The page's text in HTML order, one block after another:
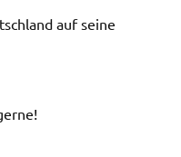
auf seine